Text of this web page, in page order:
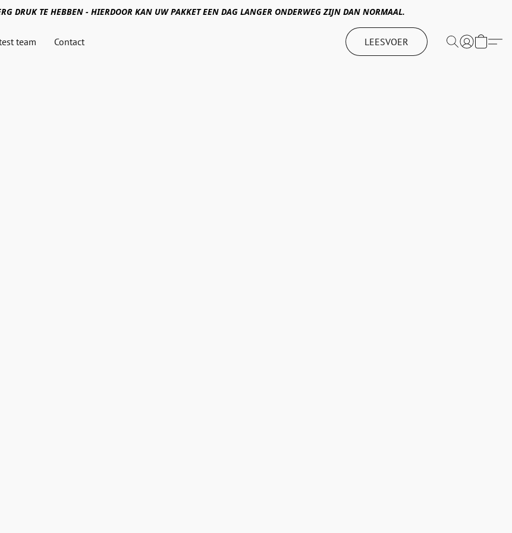
DRUK TE HEBBEN - HIERDOOR KAN UW PAKKET EEN DAG LANGER ONDERWEG ZIJN DAN NORMAAL.
team Contact LEESVOER